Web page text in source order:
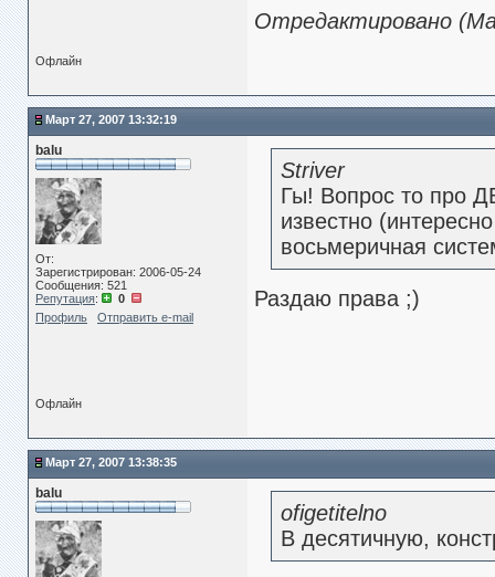
Отредактировано
Офлайн
Март 27, 2007 13:32:19
balu
От:
Зарегистрирован: 2006-05-24
Сообщения: 521
Репутация:
0
Профиль
Отправить e-mail
Striver
Гы! Вопрос то про
известно
восьмеричная
Раздаю права ;)
Офлайн
Март 27, 2007 13:38:35
balu
ofigetitelno
В десятичную,